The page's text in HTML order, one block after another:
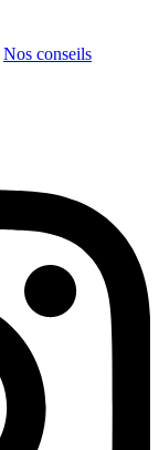
Nos conseils